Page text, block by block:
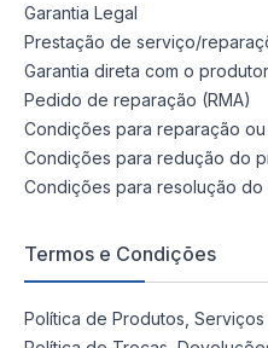
Garantia Legal
Prestação de serviço/
Garantia direta com o
Pedido de reparação (RMA)
Condições para reparação
Condições para redução do
Condições para resolução do
Termos e Condições
Política de Produtos,